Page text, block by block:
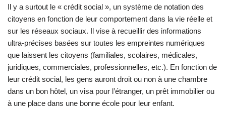
Il y a surtout le « crédit social », un système de notation des
citoyens en fonction de leur comportement dans la vie réelle et
sur les réseaux sociaux. Il vise à recueillir des informations
ultra-précises basées sur toutes les empreintes numériques
que laissent les citoyens (familiales, scolaires, médicales,
juridiques, commerciales, professionnelles, etc.). En fonction de
leur crédit social, les gens auront droit ou non à une chambre
dans un bon hôtel, un visa pour l’étranger, un prêt immobilier ou
à une place dans une bonne école pour leur enfant.